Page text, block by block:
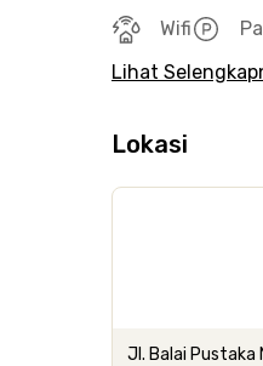
Wifi
Lihat
Lokasi
Jl. Balai Pustaka